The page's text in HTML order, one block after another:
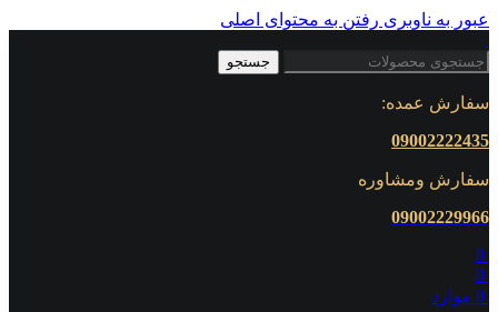
عبور به ناوبری رفتن به محتوای اصلی
جستجو
سفارش عمده:
09002222435
سفارش ومشاوره
09002229966
0
0
0 موارد